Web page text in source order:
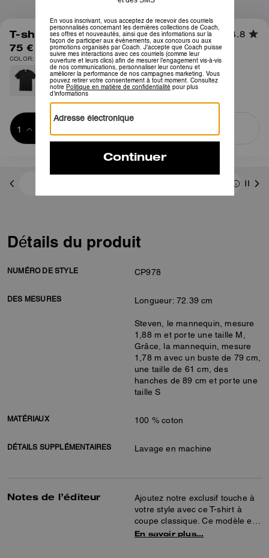
1/6
T-shirt Signature 4.8
75 €
COLOR: Signature bronzé
panier
Détails du produit
NUMÉRO DE STYLE CP978
DES MESURES Longueur: 72.39 cm
Steven, le mannequin, mesure
1,88 m et porte une taille M,
Grâce, la mannequin, mesure
1,78 m avec un buste de 79 cm,
une taille de 61 cm, des
hanches de 89 cm et porte une
taille S
MATÉRIAUX 100 % coton
DÉTAILS SUPPLÉMENTAIRES Lavage en machine
Notes de l’éditeur
Ajoutez notre exclusif touche à
votre style avec ce T-shirt à
coupe classique. Ce modèle en
coton est complété par un col
En savoir plus…